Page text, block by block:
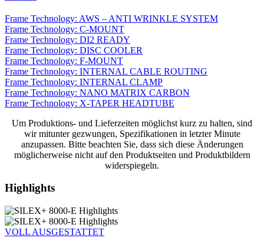
Frame Technology: AWS – ANTI WRINKLE SYSTEM
Frame Technology: C-MOUNT
Frame Technology: DI2 READY
Frame Technology: DISC COOLER
Frame Technology: F-MOUNT
Frame Technology: INTERNAL CABLE ROUTING
Frame Technology: INTERNAL CLAMP
Frame Technology: NANO MATRIX CARBON
Frame Technology: X-TAPER HEADTUBE
Um Produktions- und Lieferzeiten möglichst kurz zu halten, sind
wir mitunter gezwungen, Spezifikationen in letzter Minute
anzupassen. Bitte beachten Sie, dass sich diese Änderungen
möglicherweise nicht auf den Produktseiten und Produktbildern
widerspiegeln.
Highlights
VOLL AUSGESTATTET